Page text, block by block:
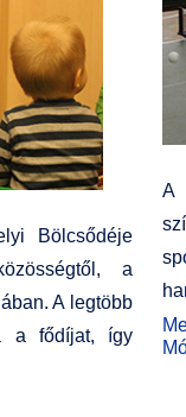
Bölcsődéje
a
A legtöbb
a fődíjat, így
A